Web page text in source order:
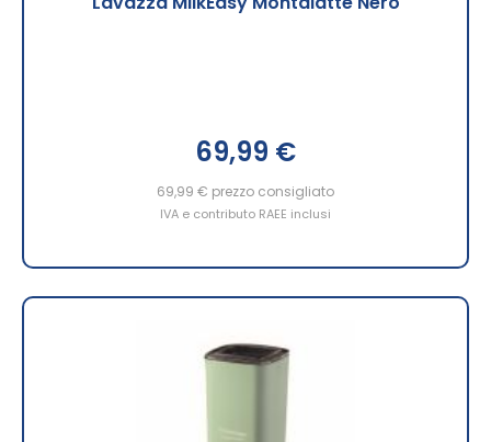
69,99 €
69,99 € prezzo consigliato
IVA e contributo RAEE inclusi